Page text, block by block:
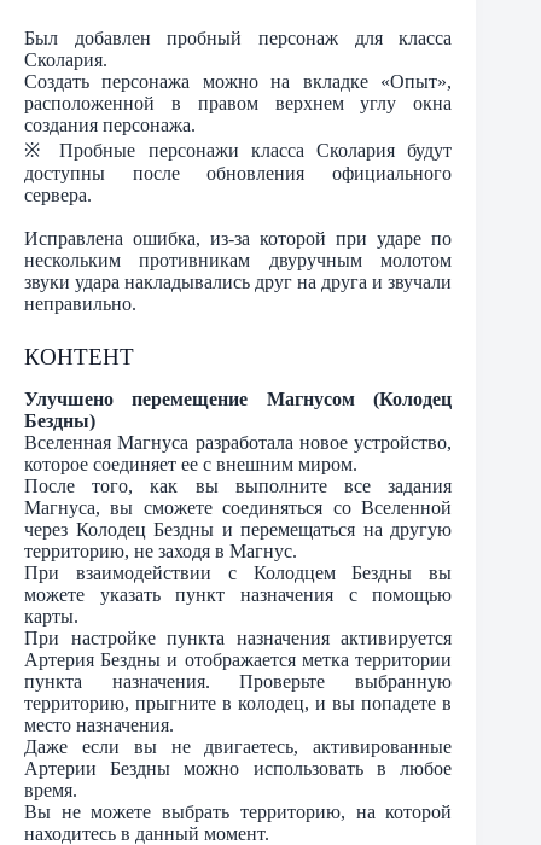
Был добавлен пробный персонаж для класса
Сколария.
Создать персонажа можно на вкладке «Опыт»,
расположенной в правом верхнем углу окна
создания персонажа.
※ Пробные персонажи класса Сколария будут
доступны после обновления официального
сервера.
Исправлена ошибка, из-за которой при ударе по
нескольким противникам двуручным молотом
звуки удара накладывались друг на друга и звучали
неправильно.
КОНТЕНТ
Улучшено перемещение Магнусом (Колодец
Бездны)
Вселенная Магнуса разработала новое устройство,
которое соединяет ее с внешним миром.
После того, как вы выполните все задания
Магнуса, вы сможете соединяться со Вселенной
через Колодец Бездны и перемещаться на другую
территорию, не заходя в Магнус.
При взаимодействии с Колодцем Бездны вы
можете указать пункт назначения с помощью
карты.
При настройке пункта назначения активируется
Артерия Бездны и отображается метка территории
пункта назначения. Проверьте выбранную
территорию, прыгните в колодец, и вы попадете в
место назначения.
Даже если вы не двигаетесь, активированные
Артерии Бездны можно использовать в любое
время.
Вы не можете выбрать территорию, на которой
находитесь в данный момент.